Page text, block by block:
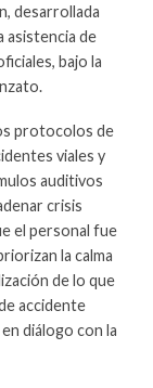
desarrollada
asistencia de
bajo la
protocolos de
viales y
auditivos
crisis
el personal fue
la calma
de lo que
accidente
diálogo con la